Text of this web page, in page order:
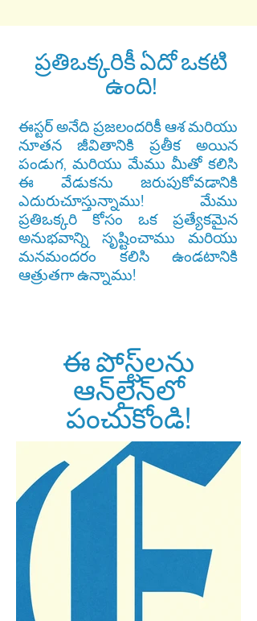
ప్రతిఒక్కరికీ ఏదో ఒకటి
ఉంది!
ఈస్టర్ అనేది ప్రజలందరికీ ఆశ మరియు
నూతన జీవితానికి ప్రతీక అయిన
పండుగ, మరియు మేము మీతో కలిసి
ఈ వేడుకను జరుపుకోవడానికి
ఎదురుచూస్తున్నాము! మేము
ప్రతిఒక్కరి కోసం ఒక ప్రత్యేకమైన
అనుభవాన్ని సృష్టించాము మరియు
మనమందరం కలిసి ఉండటానికి
ఆత్రుతగా ఉన్నాము!
ఈ పోస్ట్‌లను
ఆన్‌లైన్‌లో
పంచుకోండి!